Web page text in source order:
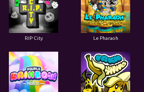
RIP City Le Pharaoh